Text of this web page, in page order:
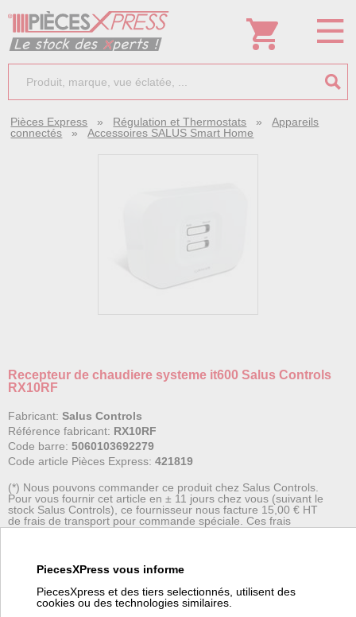
Pièces Express » Régulation et Thermostats »Appareils
connectés »Accessoires SALUS Smart Home
Recepteur de chaudiere systeme it600 Salus Controls
RX10RF
Fabricant: Salus Controls
Référence fabricant: RX10RF
Code barre: 5060103692279
Code article Pièces Express: 421819
(*) Nous pouvons commander ce produit chez Salus Controls.
Pour vous fournir cet article en ± 11 jours chez vous (suivant le
stock Salus Controls), ce fournisseur nous facture 15,00 € HT
de frais de transport pour commande spéciale. Ces frais
viendront s'ajouter à votre coût de transport dans votre panier.
Le récepteur de système SALUS peut être associé au système
Smart Home SALUS iT600 comme commutateur externe pour la
chaudière. Le récepteur peut être utilisé avec le KL08RF (code
PiecesXPress vous informe
PiecesXpress et des tiers selectionnés, utilisent des
cookies ou des technologies similaires.